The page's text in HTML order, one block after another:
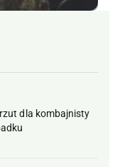
dla kombajnisty